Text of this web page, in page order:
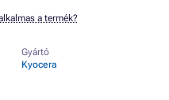
a termék?
Gyártó
Kyocera